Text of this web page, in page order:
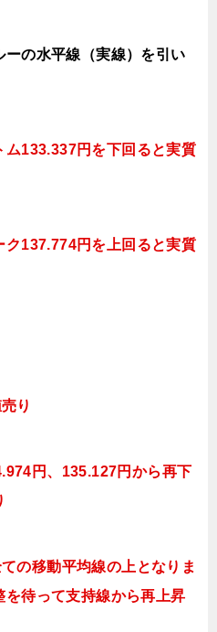
の水平線（実線）を引い
ム133.337円を下回ると実質
ク137.774円を上回ると実質
り
円、135.127円 から再下
の移動平均線の上となりま
を待って支持線から再上昇